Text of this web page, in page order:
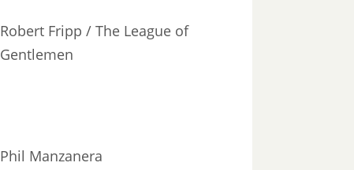
Robert Fripp / The League of
Gentlemen
Phil Manzanera